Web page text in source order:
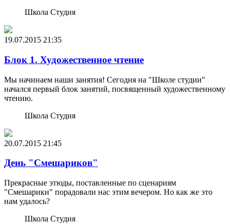
Школа Студия
19.07.2015 21:35
Блок 1. Художественное чтение
Мы начинаем наши занятия! Сегодня на "Школе студии"
начался первый блок занятий, посвященный художественному
чтению.
Школа Студия
20.07.2015 21:45
День "Смешариков"
Прекрасные этюды, поставленные по сценариям
"Смешарики" порадовали нас этим вечером. Но как же это
нам удалось?
Школа Студия